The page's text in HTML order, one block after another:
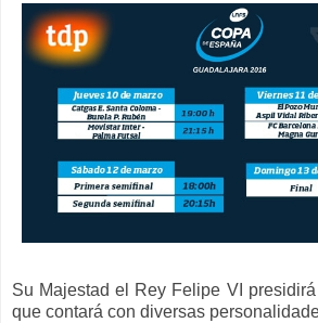
Su Majestad el Rey Felipe VI
que contará con diversas